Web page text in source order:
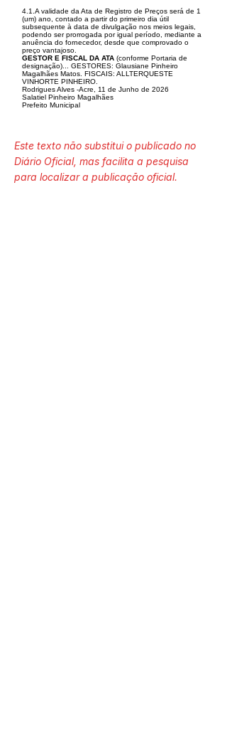
4.1.A validade da Ata de Registro de Preços será de 1
(um) ano, contado a partir do primeiro dia útil
subsequente à data de divulgação nos meios legais,
podendo ser prorrogada por igual período, mediante a
anuência do fornecedor, desde que comprovado o
preço vantajoso.
GESTOR E FISCAL DA ATA (conforme Portaria de
designação)... GESTORES: Glausiane Pinheiro
Magalhães Matos. FISCAIS: ALLTERQUESTE
VINHORTE PINHEIRO.
Rodrigues Alves -Acre, 11 de Junho de 2026
Salatiel Pinheiro Magalhães
Prefeito Municipal
Este texto não substitui o publicado no
Diário Oficial, mas facilita a pesquisa
para localizar a publicação oficial.